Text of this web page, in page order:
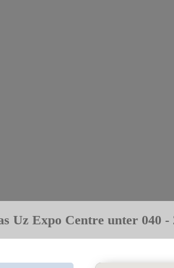
Uz Expo Centre unter 040 -